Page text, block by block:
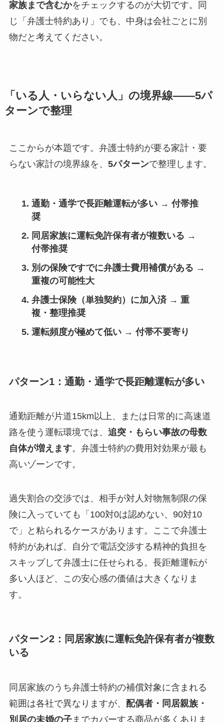
家族まで含むかをチェックするのが大切です。同
じ「弁護士特約あり」でも、中身は会社ごとに別
物だと考えてください。
「いる人・いらない人」の境界線——5パ
ターンで整理
ここからが本題です。弁護士特約が要る家計・要
らない家計の境界線を、 5パターンで整理します。
通勤・通学で長距離運転が多い → 付帯推
奨
同居家族に運転免許保有者が複数いる →
付帯推奨
別の保険ですでに弁護士費用補償がある →
重複の可能性大
弁護士保険（単独契約）に加入済 → 重
複・整理推奨
運転頻度が極めて低い → 付帯不要寄り
パターン1：通勤・通学で長距離運転が多い
通勤距離が片道15km以上、または日常的に高速道
路を使う運転環境では、 追突・もらい事故の母数
自体が増えます。弁護士特約の費用対効果が最も
高いゾーンです。
過失割合の交渉では、相手が対人対物無制限の保
険に入っていても「100対0は認めない、90対10
で」と粘られるケースがあります。ここで弁護士
特約があれば、自分で電話交渉する精神的負担を
スキップして弁護士に任せられる。長距離運転が
多い人ほど、この安心感の価値は大きくなりま
す。
パターン2：同居家族に運転免許保有者が複数
いる
同居家族のうち弁護士特約の補償対象に含まれる
範囲は各社で異なりますが、 配偶者・同居親族・
別居の未婚の子までカバーする商品が多くありま